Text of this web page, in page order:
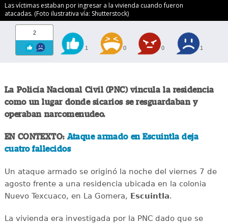
Las víctimas estaban por ingresar a la vivienda cuando fueron
atacadas. (Foto ilustrativa vía: Shutterstock)
2
1 0 0 1
La Policía Nacional Civil (PNC) vincula la residencia
como un lugar donde sicarios se resguardaban y
operaban narcomenudeo.
EN CONTEXTO: Ataque armado en Escuintla deja
cuatro fallecidos
Un ataque armado se originó la noche del viernes 7 de
agosto frente a una residencia ubicada en la colonia
Nuevo Texcuaco, en La Gomera, Escuintla.
La vivienda era investigada por la PNC dado que se